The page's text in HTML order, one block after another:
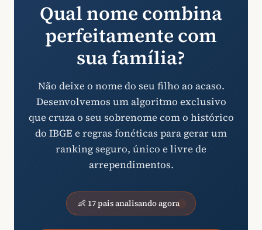
Qual nome combina
perfeitamente com
sua família?
Não deixe o nome do seu filho ao acaso.
Desenvolvemos um algoritmo exclusivo
que cruza o seu sobrenome com o histórico
do IBGE e regras fonéticas para gerar um
ranking seguro, único e livre de
arrependimentos.
👶 17 pais analisando agora